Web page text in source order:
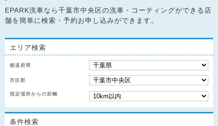
EPARK洗車なら千葉市中央区の洗車・コーティングができる店
舗を簡単に検索・予約お申し込みができます。
エリア検索
都道府県
市区郡
指定場所からの距離
条件検索